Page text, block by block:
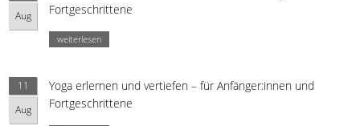
Aug
Fortgeschrittene
weiterlesen
11
Aug
Yoga erlernen und vertiefen – für Anfänger:innen und
Fortgeschrittene